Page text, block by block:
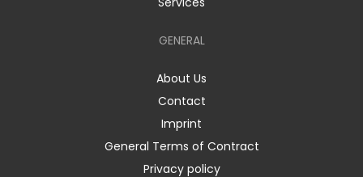
GENERAL
About Us
Contact
Imprint
General Terms of Contract
Privacy policy